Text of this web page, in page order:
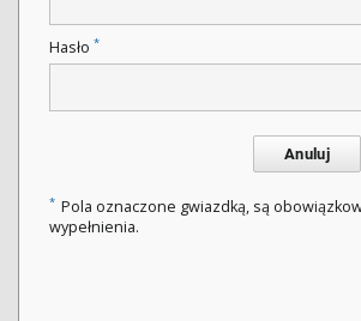
Hasło *
Anuluj
* Pola oznaczone gwiazdką, są
wypełnienia.